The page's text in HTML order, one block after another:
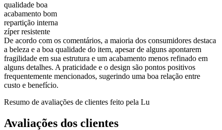
qualidade boa
acabamento bom
repartição interna
zíper resistente
De acordo com os comentários, a maioria dos consumidores destaca
a beleza e a boa qualidade do item, apesar de alguns apontarem
fragilidade em sua estrutura e um acabamento menos refinado em
alguns detalhes. A praticidade e o design são pontos positivos
frequentemente mencionados, sugerindo uma boa relação entre
custo e benefício.
Resumo de avaliações de clientes feito pela Lu
Avaliações dos clientes